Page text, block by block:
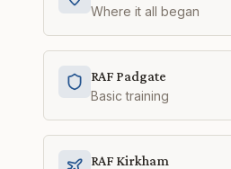
Where it all began
RAF Padgate
Basic training
RAF Kirkham